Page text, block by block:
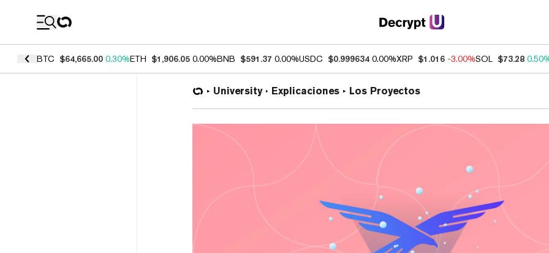
BTC $64,665.00 0.30%ETH $1,906.05 0.00%BNB $591.37 0.00%USDC $0.999634 0.00%XRP $1.016 -3.00%SOL $73.28
University Explicaciones Los Proyectos